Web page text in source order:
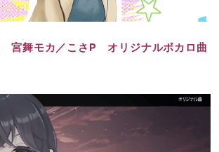
宮舞モカ／こさP オリジナルボカロ曲